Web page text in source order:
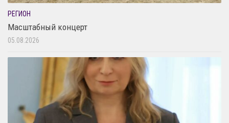
РЕГИОН
Масштабный концерт
05.08.2026